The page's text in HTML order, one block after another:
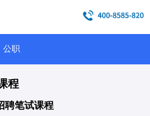
公职
程
聘笔试课程